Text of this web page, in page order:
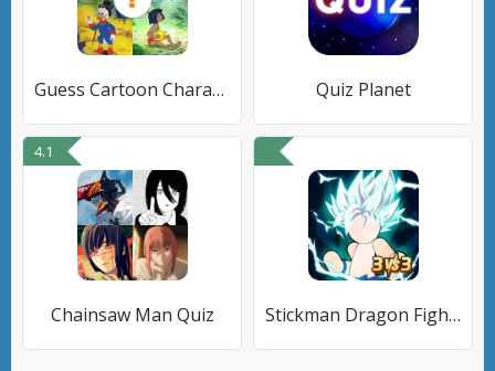
Guess Cartoon Character Quiz Quiz Planet
4.1
Chainsaw Man Quiz Stickman Dragon Fight - Super